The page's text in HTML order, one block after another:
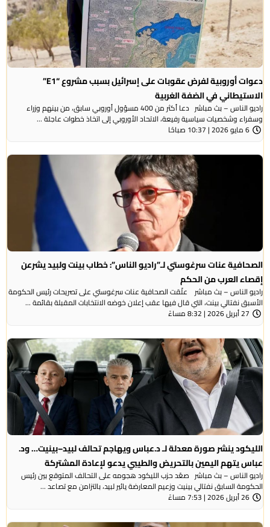
دعوات أوروبية لفرض عقوبات على إسرائيل بسبب مشروع “E1”
الاستيطاني في الضفة الغربية
راديو الناس – بث مباشر دعا أكثر من 400 مسؤول أوروبي سابق، من بينهم وزراء
وسفراء وشخصيات سياسية رفيعة، الاتحاد الأوروبي إلى اتخاذ خطوات عاجلة ...
6 مايو 2026 | 10:37 صباحًا
الصحافية عنات سرغوستي لـ”راديو الناس”: خطاب بينت ولبيد يشرعن
إقصاء العرب من الحكم
راديو الناس – بث مباشر علّقت الصحافية عنات سرغوستي على تصريحات رئيس الحكومة
الأسبق نفتالي بينت، التي قال فيها عقب إعلان خوضه الانتخابات المقبلة بقائمة ...
27 أبريل 2026 | 8:32 مساءً
الليكود ينشر صورة معدلة لـ د.عباس ويهاجم تحالف لبيد–بينيت… ود.
عباس يتهم اليمين بالتحريض والطيبي يدعو لإعادة المشتركة
راديو الناس – بث مباشر صعّد حزب الليكود هجومه على التحالف المتوقع بين رئيس
الحكومة السابق نفتالي بينيت وزعيم المعارضة يائير لبيد، بالتزامن مع تصاعد ...
26 أبريل 2026 | 7:53 مساءً